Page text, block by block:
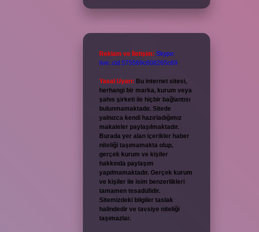
Reklam ve İletişim: Skype:
live:.cid.575569c608265c69
Yasal Uyarı: Bu internet sitesi,
herhangi bir marka, kurum veya
şahıs şirketi ile hiçbir bağlantısı
bulunmamaktadır. Sitede
yalnızca kendi hazırladığımız
makaleler paylaşılmaktadır.
Burada yer alan içerikler haber
niteliği taşımamakta olup,
gerçek kurum ve kişiler
hakkında paylaşım
yapılmamaktadır. Gerçek kurum
ve kişiler ile isim benzerlikleri
tamamen tesadüfidir.
Sitemizdeki bilgiler taslak
halindedir ve tavsiye niteliği
taşımazlar.